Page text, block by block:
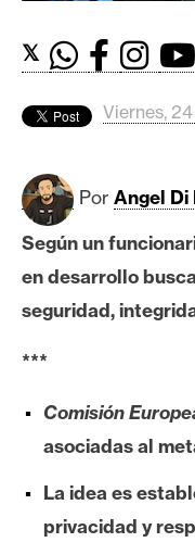
o
i
c
o
i
E
t
h
e
𝕏
Viernes,
Por Angel Di
Según un
en desarrollo
seguridad,
***
Comisión
asociadas al
La idea es
privacidad y